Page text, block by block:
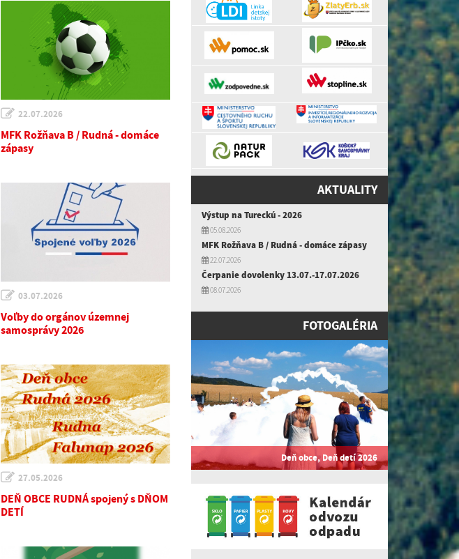
22.07.2026
MFK Rožňava B / Rudná - domáce
zápasy
03.07.2026
Voľby do orgánov územnej
samosprávy 2026
27.05.2026
DEŇ OBCE RUDNÁ spojený s DŇOM
DETÍ
AKTUALITY
Výstup na Tureckú - 2026
05.08.2026
MFK Rožňava B / Rudná - domáce zápasy
22.07.2026
Čerpanie dovolenky 13.07.-17.07.2026
08.07.2026
FOTOGALÉRIA
Deň obce, Deň detí 2026